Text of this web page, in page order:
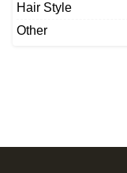
Hair Style
Other